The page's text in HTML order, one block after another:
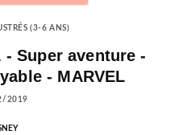
(3-6 ANS)
- Super aventure -
- MARVEL
2019